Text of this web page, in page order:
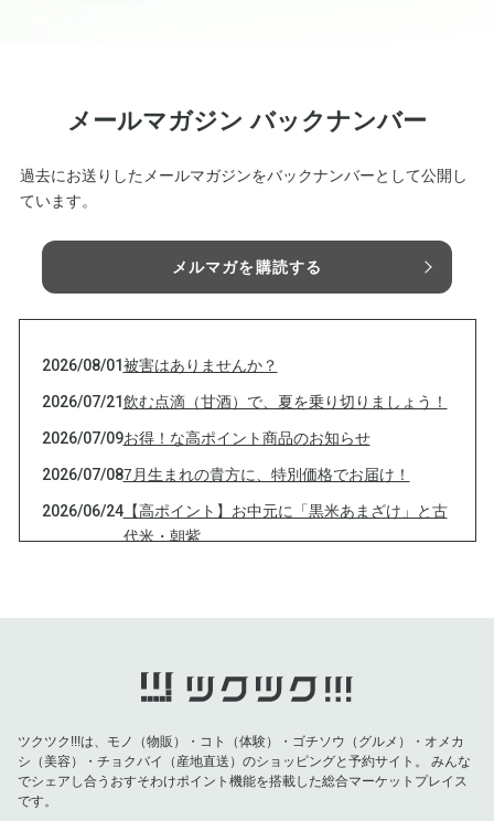
メールマガジン バックナンバー
過去にお送りしたメールマガジンをバックナンバーとして公開し
ています。
メルマガを購読する
2026/08/01被害はありませんか？
2026/07/21飲む点滴（甘酒）で、夏を乗り切りましょう！
2026/07/09お得！な高ポイント商品のお知らせ
2026/07/087月生まれの貴方に、特別価格でお届け！
2026/06/24【高ポイント】お中元に「黒米あまざけ」と古
代米・朝紫
お得な商品のご紹介
マルシェお休みのため、お詫びの特別価格でお
届け
2026/03/18 サイトを 改修中
2026/03/05
ツクツク!!!は、モノ（物販）・コト（体験）・ゴチソウ（グルメ）・オメカ
シ（美容）・チョクバイ（産地直送）のショッピングと予約サイト。
みんな
でシェアし合うおすそわけポイント機能を搭載した総合マーケットプレイス
です。